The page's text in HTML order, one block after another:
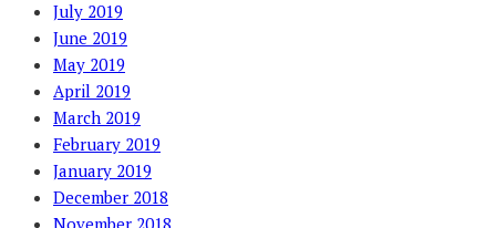
July 2019
June 2019
May 2019
April 2019
March 2019
February 2019
January 2019
December 2018